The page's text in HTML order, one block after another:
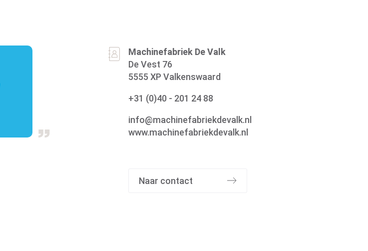
Vacatures
Machinefabriek De Valk
De Vest 76
5555 XP Valkenswaard
+31 (0)40 - 201 24 88
info@machinefabriekdevalk.nl
www.machinefabriekdevalk.nl
Naar contact